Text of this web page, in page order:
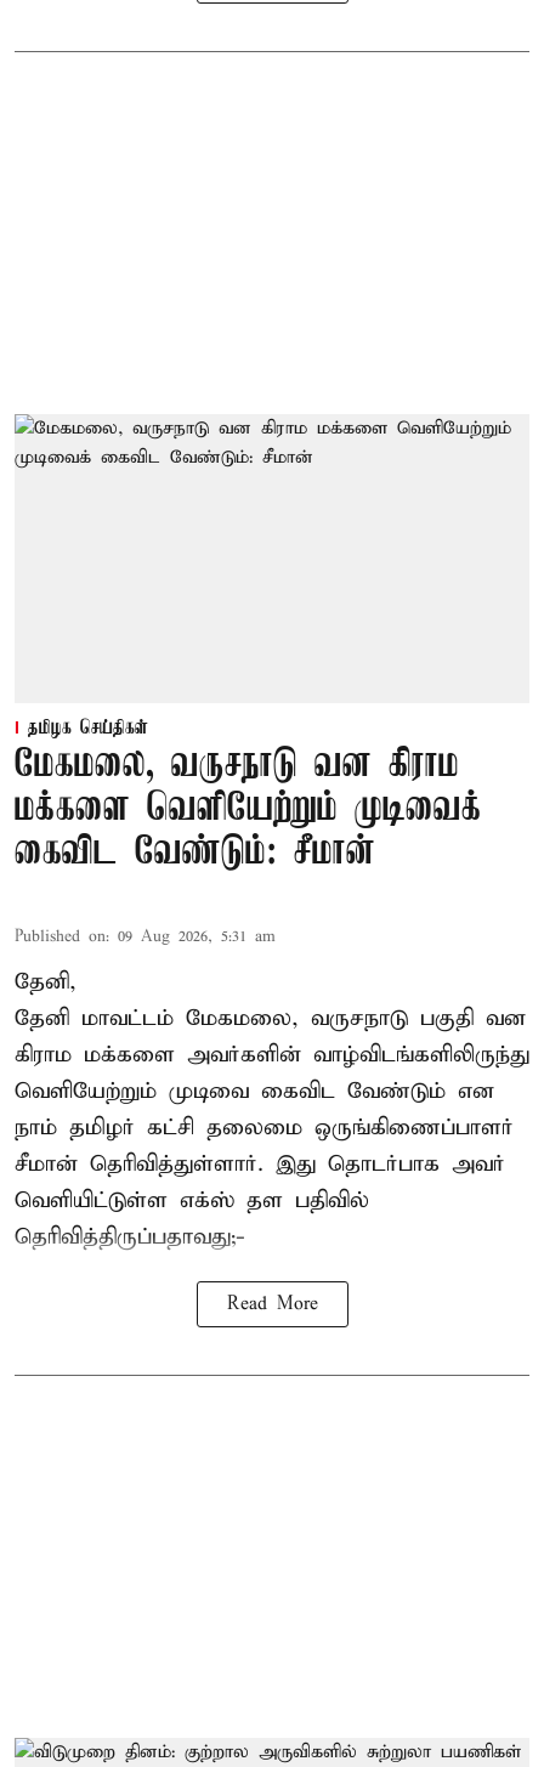
தமிழக செய்திகள்
மேகமலை, வருசநாடு வன கிராம
மக்களை வெளியேற்றும் முடிவைக்
கைவிட வேண்டும்: சீமான்
Published on: 09 Aug 2026, 5:31 am
தேனி,
தேனி மாவட்டம் மேகமலை, வருசநாடு பகுதி வன
கிராம மக்களை அவர்களின் வாழ்விடங்களிலிருந்து
வெளியேற்றும் முடிவை கைவிட வேண்டும் என
நாம் தமிழர் கட்சி தலைமை ஒருங்கிணைப்பாளர்
சீமான் தெரிவித்துள்ளார். இது தொடர்பாக அவர்
வெளியிட்டுள்ள எக்ஸ் தள பதிவில்
தெரிவித்திருப்பதாவது;-
Read More